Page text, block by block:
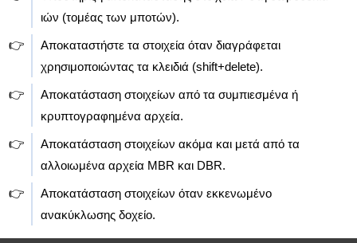
ιών (τομέας των μποτών).
👉
Αποκαταστήστε τα στοιχεία όταν διαγράφεται
χρησιμοποιώντας τα κλειδιά (shift+delete).
👉
Αποκατάσταση στοιχείων από τα συμπιεσμένα ή
κρυπτογραφημένα αρχεία.
👉
Αποκατάσταση στοιχείων ακόμα και μετά από τα
αλλοιωμένα αρχεία MBR και DBR.
👉
Αποκατάσταση στοιχείων όταν εκκενωμένο
ανακύκλωσης δοχείο.